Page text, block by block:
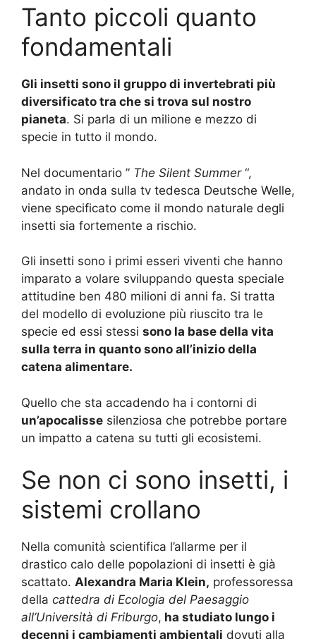
Tanto piccoli quanto
fondamentali
Gli insetti sono il ​​gruppo di invertebrati più
diversificato tra che si trova sul nostro
pianeta. Si parla di un milione e mezzo di
specie in tutto il mondo.
Nel documentario ” The Silent Summer“,
andato in onda sulla tv tedesca Deutsche Welle,
viene specificato come il mondo naturale degli
insetti sia fortemente a rischio.
Gli insetti sono i primi esseri viventi che hanno
imparato a volare sviluppando questa speciale
attitudine ben 480 milioni di anni fa. Si tratta
del modello di evoluzione più riuscito tra le
specie ed essi stessi sono la base della vita
sulla terra in quanto sono all’inizio della
catena alimentare.
Quello che sta accadendo ha i contorni di
un’apocalisse silenziosa che potrebbe portare
un impatto a catena su tutti gli ecosistemi.
Se non ci sono insetti, i
sistemi crollano
Nella comunità scientifica l’allarme per il
drastico calo delle popolazioni di insetti è già
scattato. Alexandra Maria Klein, professoressa
della cattedra di Ecologia del Paesaggio
all’Università di Friburgo, ha studiato lungo i
decenni i cambiamenti ambientali dovuti alla